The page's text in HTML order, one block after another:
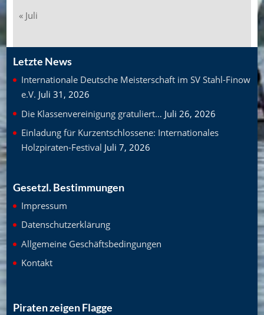
« Juli
Letzte News
Internationale Deutsche Meisterschaft im SV Stahl-Finow
e.V. Juli 31, 2026
Die Klassenvereinigung gratuliert… Juli 26, 2026
Einladung für Kurzentschlossene: Internationales
Holzpiraten-Festival Juli 7, 2026
Gesetzl. Bestimmungen
Impressum
Datenschutzerklärung
Allgemeine Geschäftsbedingungen
Kontakt
Piraten zeigen Flagge